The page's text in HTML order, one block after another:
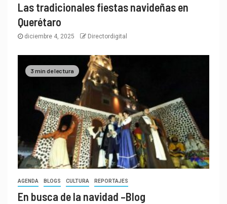
Las tradicionales fiestas navideñas en
Querétaro
diciembre 4, 2025 Directordigital
3 min de lectura
AGENDA BLOGS CULTURA REPORTAJES
En busca de la navidad –Blog